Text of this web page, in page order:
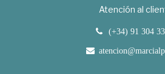
Atención al
(+34) 91 304